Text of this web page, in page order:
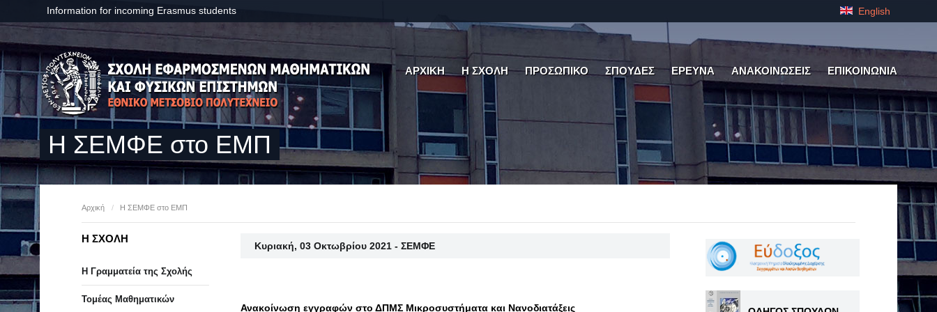
Information for incoming Erasmus students English
ΑΡΧΙΚΗ Η ΣΧΟΛΗ ΠΡΟΣΩΠΙΚΟ ΣΠΟΥΔΕΣ ΕΡΕΥΝΑ ΑΝΑΚΟΙΝΩΣΕΙΣ ΕΠΙΚΟΙΝΩΝΙΑ
Η ΣΕΜΦΕ στο ΕΜΠ
Αρχική / Η ΣΕΜΦΕ στο ΕΜΠ
Κυριακή, 03 Οκτωβρίου 2021 - ΣΕΜΦΕ
Ανακοίνωση εγγραφών στο ΔΠΜΣ Μικροσυστήματα και Νανοδιατάξεις
Η ΣΧΟΛΗ
Η Γραμματεία της Σχολής
Τομέας Μαθηματικών